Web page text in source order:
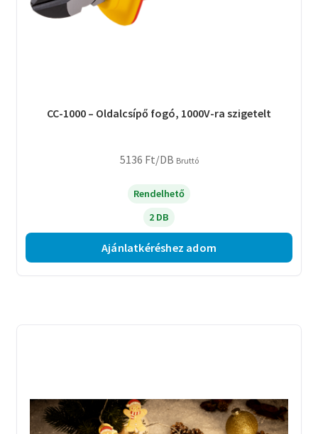
CC-1000 – Oldalcsípő fogó, 1000V-ra szigetelt
5136 Ft/DB Bruttó
Rendelhető
2 DB
Ajánlatkéréshez adom